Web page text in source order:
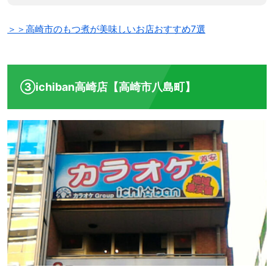
＞＞高崎市のもつ煮が美味しいお店おすすめ7選
③ichiban高崎店【高崎市八島町】